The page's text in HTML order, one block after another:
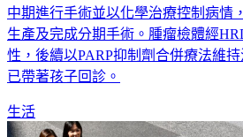
中期進行手術並以化學治療控制病情
生產及完成分期手術。腫瘤檢體經
性，後續以PARP抑制劑合併療法維
已帶著孩子回診。
生活